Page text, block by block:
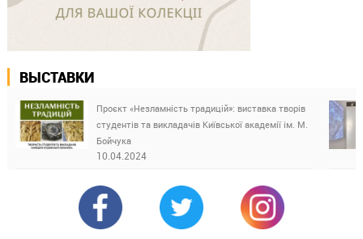
ВЫСТАВКИ
Проєкт «Незламність традицій»: виставка творів
студентів та викладачів Київської академії ім. М.
Бойчука
10.04.2024